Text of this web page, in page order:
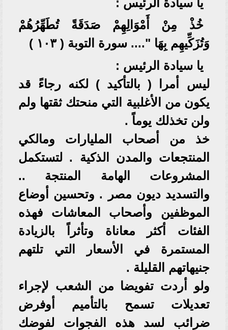
يا سيادة الرئيس :
خُذْ مِنْ أَمْوَالِهِمْ صَدَقَةً تُطَهِّرُهُمْ
وَتُزَكِّيهِم بِهَا ".... سورة التوبة ( ١٠٣ )
يا سيادة الرئيس :
ليس أمرا ( بالتأكيد ) لكنه رجاءً قد
يكون من الأغلبية التي منحتك ثقتها ولم
ولن تخذلك يوماً .
خذ من أصحاب المليارات ومالكي
المنتجعات والمدن الذكية . لتستكمل
المشروعات الهامة المنتجة ..
والتسديد ديون مصر . وتحسين أوضاع
الموظفين وأصحاب المعاشات فهذه
الفئات أكثر معاناة وتأثراً بالزيادة
المستمرة في الأسعار التي تلتهم
جنيهاتهم القليلة .
ولو أردت تفويضا من الشعب لإجراء
تعديلات تسمح بالتأميم أوفرض
ضرائب لسد هذه الفجوات لفوضك